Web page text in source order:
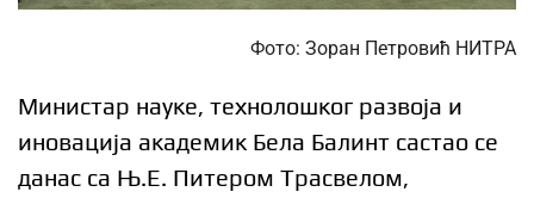
Фото: Зоран Петровић НИТРА
Министар науке, технолошког развоја и
иновација академик Бела Балинт састао се
данас са Њ.Е. Питером Трасвелом,